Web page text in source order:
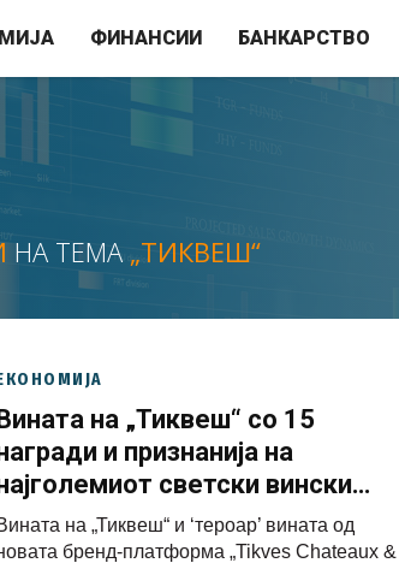
ФИНАНСИИ БАНКАРСТВО
НА ТЕМА „ТИКВЕШ“
на „Тиквеш“ со 15
и признанија на
светски вински
„Декантер“
на „Тиквеш“ и ‘тероар’ вината од
бренд-платформа „Tikves Chateaux &